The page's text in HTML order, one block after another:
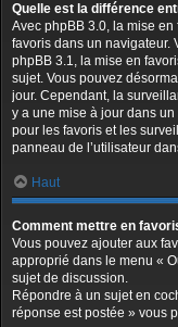
Quelle est la différence
Avec phpBB 3.0, la mise
favoris dans un navigateur.
phpBB 3.1, la mise en
sujet. Vous pouvez
jour. Cependant, la
y a une mise à jour dans
pour les favoris et les
panneau de l’utilisateur
Haut
Comment mettre en
Vous pouvez ajouter aux
approprié dans le menu «
sujet de discussion.
Répondre à un sujet en
réponse est postée » vous